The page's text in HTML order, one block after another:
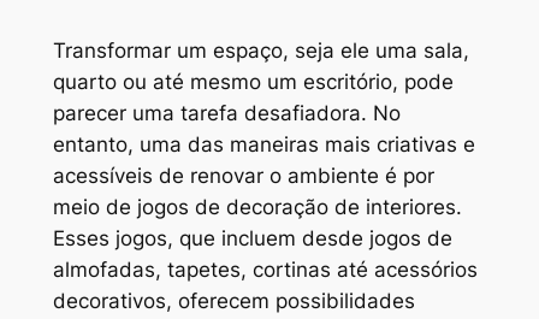
Transformar um espaço, seja ele uma sala,
quarto ou até mesmo um escritório, pode
parecer uma tarefa desafiadora. No
entanto, uma das maneiras mais criativas e
acessíveis de renovar o ambiente é por
meio de jogos de decoração de interiores.
Esses jogos, que incluem desde jogos de
almofadas, tapetes, cortinas até acessórios
decorativos, oferecem possibilidades